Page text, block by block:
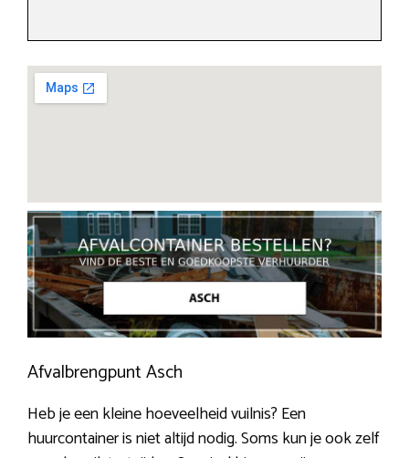
Afvalbrengpunt Asch
Heb je een kleine hoeveelheid vuilnis? Een
huurcontainer is niet altijd nodig. Soms kun je ook zelf